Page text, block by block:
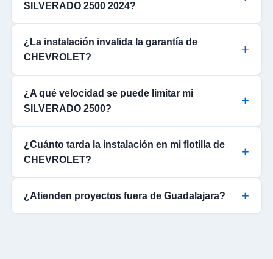
SILVERADO 2500 2024?
¿La instalación invalida la garantía de
CHEVROLET?
¿A qué velocidad se puede limitar mi
SILVERADO 2500?
¿Cuánto tarda la instalación en mi flotilla de
CHEVROLET?
¿Atienden proyectos fuera de Guadalajara?